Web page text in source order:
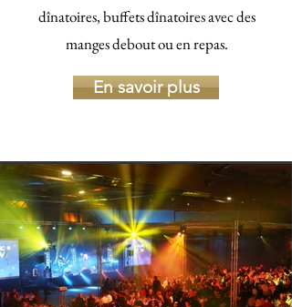
dînatoires, buffets dînatoires avec des
manges debout ou en repas.
En savoir plus